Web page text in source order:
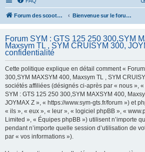
Forum des scooters SYM - GTS -MAXSYM - CRUISYM - JOYMAX - Maxsym TL Bienvenue sur le forum des scooters de la gamme SYM
Forum SYM : GTS 125 250 300,SYM
Maxsym TL , SYM CRUISYM 300,
confidentialité
Cette politique explique en détail comment «
300,SYM MAXSYM 400, Maxsym TL , SYM
sociétés affiliées (désignés ci-après par « nous »,
SYM : GTS 125 250 300,SYM MAXSYM 400,
JOYMAX Z », « https://www.sym-gts.fr/forum ») et
« ils », « eux », « leur », « logiciel phpBB », «
Limited », « Équipes phpBB ») utilisent n’importe
pendant n’importe quelle session d’utilisation de
par « vos informations »).